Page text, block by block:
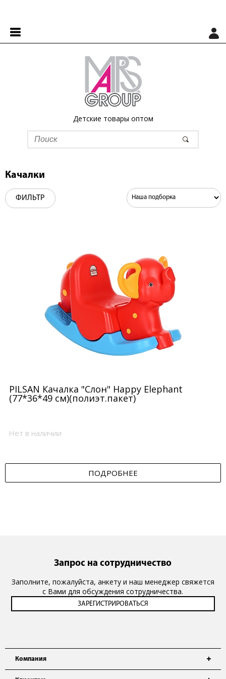
Детские товары оптом
Бренд
Качалки
ФИЛЬТР
PILSAN Качалка "Слон" Happy Elephant
(77*36*49 см)(полиэт.пакет)
Нет в наличии
ПОДРОБНЕЕ
Компания
Запрос на сотрудничество
Заполните, пожалуйста, анкету и наш менеджер свяжется
с Вами для обсуждения сотрудничества.